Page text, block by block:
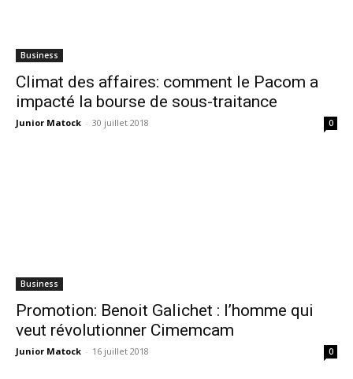
Business
Climat des affaires: comment le Pacom a
impacté la bourse de sous-traitance
Junior Matock - 30 juillet 2018 0
Business
Promotion: Benoit Galichet : l’homme qui
veut révolutionner Cimemcam
Junior Matock - 16 juillet 2018 0